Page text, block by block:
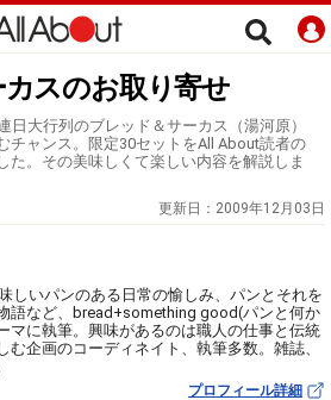
スのお取り寄せ
日大行列のブレッド＆サーカス（湯河原）
チャンス。限定30セットをAll About読者の
た。その美味しくて楽しい内容を解説しま
更新日： 2009年12月03日
しいパンのある日常の愉しみ、パンとそれを
語など、bread+something good(パンと何か
マに執筆。興味があるのは職人の仕事と伝統
む企画のコーディネイト、執筆多数。雑誌、
プロフィール詳細